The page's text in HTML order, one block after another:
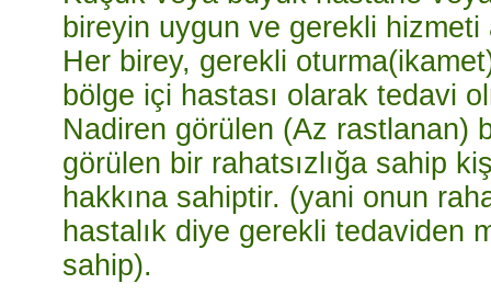
bireyin uygun ve gerekli hizmeti
Her birey, gerekli
bölge içi hastası olarak tedavi
Nadiren görülen (Az rastlanan)
görülen bir rahatsızlığa sahip
hakkına sahiptir. (yani onun
hastalık diye gerekli tedaviden
sahip).